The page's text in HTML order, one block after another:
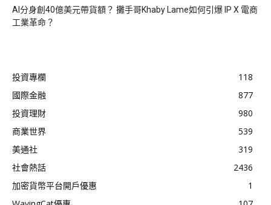
AI分身創40億美元帶貨額？ 攤手哥Khaby Lame如何引爆 IP X 電商
工業革命？
投資專欄
118
國際金融
877
投資理財
980
商業世界
539
美通社
319
社會熱話
2436
加密貨幣平台開戶優惠
1